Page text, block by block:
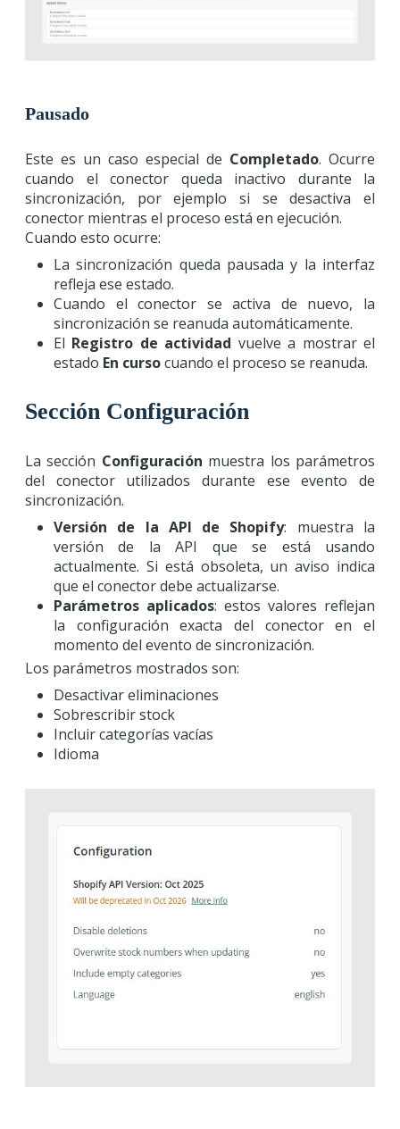
Pausado
Este es un caso especial de Completado. Ocurre
cuando el conector queda inactivo durante la
sincronización, por ejemplo si se desactiva el
conector mientras el proceso está en ejecución.
Cuando esto ocurre:
La sincronización queda pausada y la interfaz
refleja ese estado.
Cuando el conector se activa de nuevo, la
sincronización se reanuda automáticamente.
El Registro de actividad vuelve a mostrar el
estado En cursocuando el proceso se reanuda.
Sección Configuración
La sección Configuración muestra los parámetros
del conector utilizados durante ese evento de
sincronización.
Versión de la API de Shopify: muestra la
versión de la API que se está usando
actualmente. Si está obsoleta, un aviso indica
que el conector debe actualizarse.
Parámetros aplicados: estos valores reflejan
la configuración exacta del conector en el
momento del evento de sincronización.
Los parámetros mostrados son:
Desactivar eliminaciones
Sobrescribir stock
Incluir categorías vacías
Idioma